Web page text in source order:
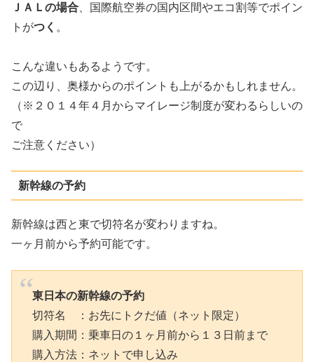
ＪＡＬの場合 、国際航空券の国内区間やエコ割等でポイン
トがつく 。
こんな違いもあるようです。
この辺り、奥様からのポイントも上がるかもしれません。
（※２０１４年４月からマイレージ制度が変わるらしいの
で
ご注意ください）
新幹線の予約
新幹線は西と東で切符名が変わりますね。
一ヶ月前から予約可能です。
東日本の新幹線の予約
切符名 ：お先にトクだ値（ネット限定）
購入期間：乗車日の１ヶ月前から１３日前まで
購入方法：ネットで申し込み